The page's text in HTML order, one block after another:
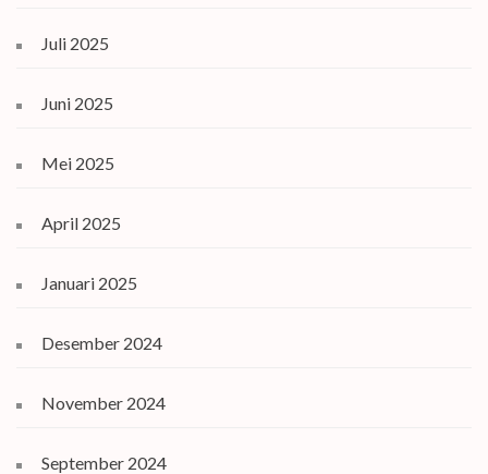
Juli 2025
Juni 2025
Mei 2025
April 2025
Januari 2025
Desember 2024
November 2024
September 2024